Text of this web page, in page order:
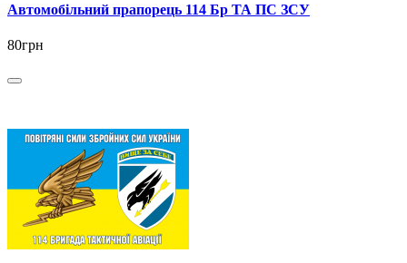
Автомобільний прапорець 114 Бр ТА ПС ЗСУ
80грн